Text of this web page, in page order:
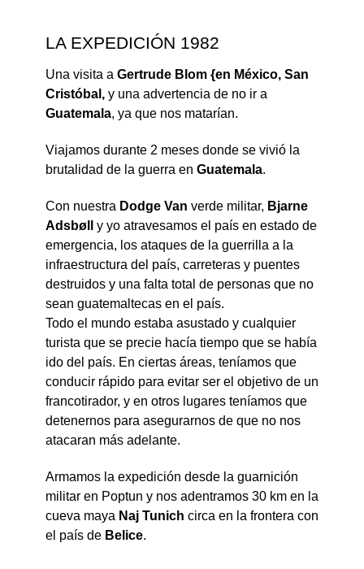
LA EXPEDICIÓN 1982
Una visita a Gertrude Blom {en México, San
Cristóbal, y una advertencia de no ir a
Guatemala, ya que nos matarían.
Viajamos durante 2 meses donde se vivió la
brutalidad de la guerra en Guatemala.
Con nuestra Dodge Van verde militar, Bjarne
Adsbøll
y yo atravesamos el país en estado de
emergencia, los ataques de la guerrilla a la
infraestructura del país, carreteras y puentes
destruidos y una falta total de personas que no
sean guatemaltecas en el país.
Todo el mundo estaba asustado y cualquier
turista que se precie hacía tiempo que se había
ido del país. En ciertas áreas, teníamos que
conducir rápido para evitar ser el objetivo de un
francotirador, y en otros lugares teníamos que
detenernos para asegurarnos de que no nos
atacaran más adelante.
Armamos la expedición desde la guarnición
militar en Poptun y nos adentramos 30 km en la
cueva maya Naj Tunich circa en la frontera con
el país de Belice.